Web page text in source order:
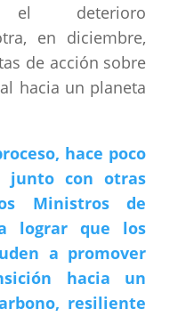
deterioro
en diciembre,
de acción sobre
hacia un planeta
hace poco
junto con otras
Ministros de
lograr que los
a promover
hacia un
resiliente